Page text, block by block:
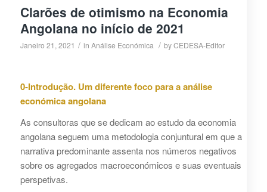
Clarões de otimismo na Economia
Angolana no início de 2021
Janeiro 21, 2021 / in Análise Económica / byCEDESA-Editor
0-Introdução. Um diferente foco para a análise
económica angolana
As consultoras que se dedicam ao estudo da economia
angolana seguem uma metodologia conjuntural em que a
narrativa predominante assenta nos números negativos
sobre os agregados macroeconómicos e suas eventuais
perspetivas.